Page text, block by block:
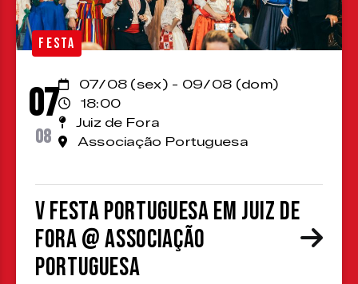
FESTA
07
08
07/08 (sex) - 09/08 (dom)
18:00
Juiz de Fora
Associação Portuguesa
V Festa Portuguesa em Juiz de
Fora @ Associação
Portuguesa